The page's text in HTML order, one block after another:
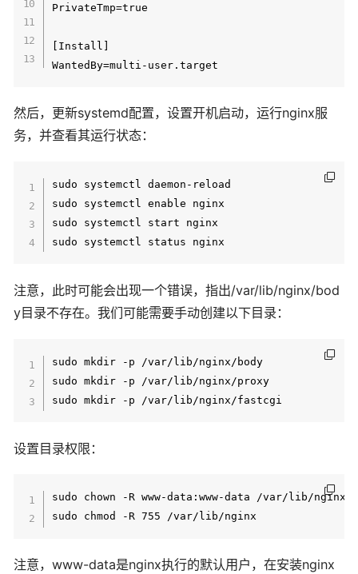
PrivateTmp=true
[Install]
然后，更新systemd配置，设置开机启动，运行nginx服
务，并查看其运行状态：
sudo systemctl daemon-reload
sudo systemctl enable nginx
sudo systemctl start nginx
注意，此时可能会出现一个错误，指出/var/lib/nginx/bod
y目录不存在。我们可能需要手动创建以下目录：
sudo mkdir -p /var/lib/nginx/body
sudo mkdir -p /var/lib/nginx/proxy
设置目录权限：
sudo chown -R www-data:www-data /var/lib/nginx
注意，www-data是nginx执行的默认用户，在安装nginx